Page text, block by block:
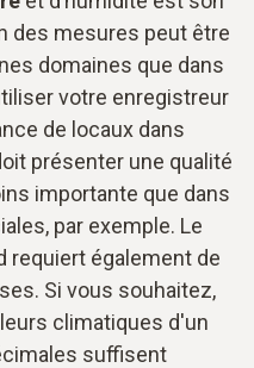
des mesures peut être
domaines que dans
votre enregistreur
de locaux dans
présenter une qualité
importante que dans
par exemple. Le
requiert également de
Si vous souhaitez,
climatiques d'un
suffisent